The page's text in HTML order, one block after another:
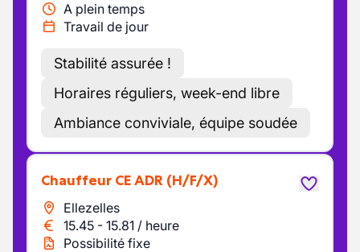
A plein temps
Travail de jour
Stabilité assurée !
Horaires réguliers, week-end libre
Ambiance conviviale, équipe soudée
Chauffeur CE ADR (H/F/X)
Ellezelles
15.45 - 15.81 / heure
Possibilité fixe